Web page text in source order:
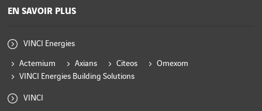
EN SAVOIR PLUS
VINCI Energies
Actemium Axians Citeos
Omexom
VINCI Energies Building Solutions
VINCI